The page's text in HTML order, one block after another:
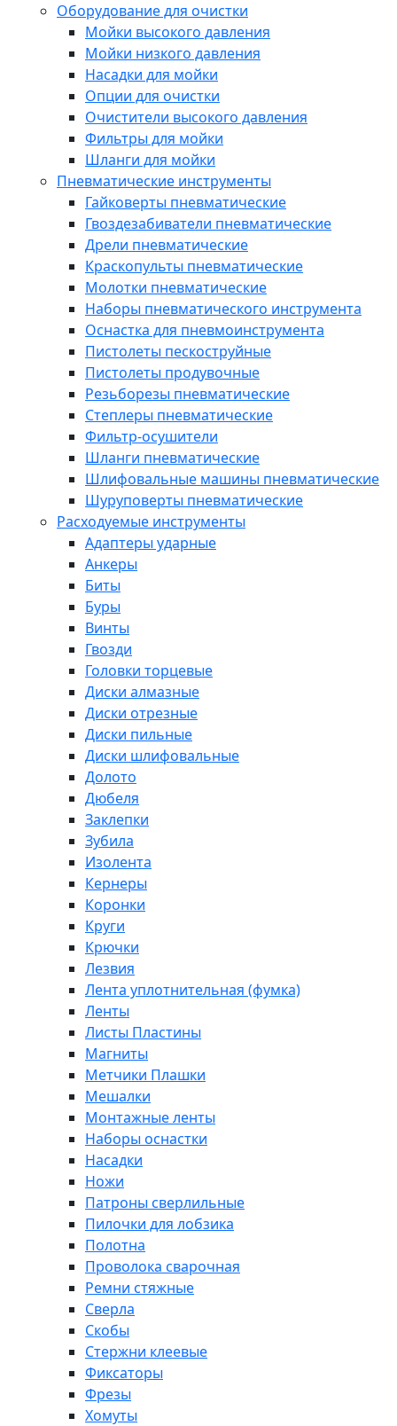
Оборудование для очистки
Мойки высокого давления
Мойки низкого давления
Насадки для мойки
Опции для очистки
Очистители высокого давления
Фильтры для мойки
Шланги для мойки
Пневматические инструменты
Гайковерты пневматические
Гвоздезабиватели пневматические
Дрели пневматические
Краскопульты пневматические
Молотки пневматические
Наборы пневматического инструмента
Оснастка для пневмоинструмента
Пистолеты пескоструйные
Пистолеты продувочные
Резьборезы пневматические
Степлеры пневматические
Фильтр-осушители
Шланги пневматические
Шлифовальные машины пневматические
Шуруповерты пневматические
Расходуемые инструменты
Адаптеры ударные
Анкеры
Биты
Буры
Винты
Гвозди
Головки торцевые
Диски алмазные
Диски отрезные
Диски пильные
Диски шлифовальные
Долото
Дюбеля
Заклепки
Зубила
Изолента
Кернеры
Коронки
Круги
Крючки
Лезвия
Лента уплотнительная (фумка)
Ленты
Листы Пластины
Магниты
Метчики Плашки
Мешалки
Монтажные ленты
Наборы оснастки
Насадки
Ножи
Патроны сверлильные
Пилочки для лобзика
Полотна
Проволока сварочная
Ремни стяжные
Сверла
Скобы
Стержни клеевые
Фиксаторы
Фрезы
Хомуты